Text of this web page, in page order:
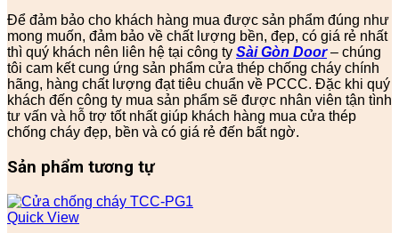
Để đảm bảo cho khách hàng mua được sản phẩm đúng như
mong muốn, đảm bảo về chất lượng bền, đẹp, có giá rẻ nhất
thì quý khách nên liên hệ tại công ty Sài Gòn Door– chúng
tôi cam kết cung ứng sản phẩm cửa thép chống cháy chính
hãng, hàng chất lượng đạt tiêu chuẩn về PCCC. Đặc khi quý
khách đến công ty mua sản phẩm sẽ được nhân viên tận tình
tư vấn và hỗ trợ tốt nhất giúp khách hàng mua cửa thép
chống cháy đẹp, bền và có giá rẻ đến bất ngờ.
Sản phẩm tương tự
Quick View